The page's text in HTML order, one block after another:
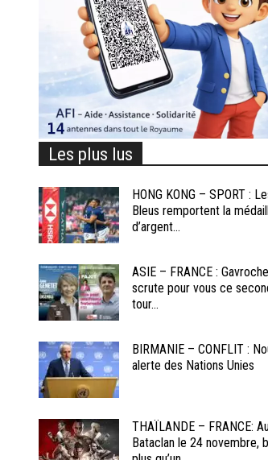
Les plus lus
HONG KONG – SPORT :
Bleus remportent la
d’argent...
ASIE – FRANCE : Gavroche
scrute pour vous ce
tour...
BIRMANIE – CONFLIT :
alerte des Nations Unies
THAÏLANDE – FRANCE:
Bataclan le 24 novembre,